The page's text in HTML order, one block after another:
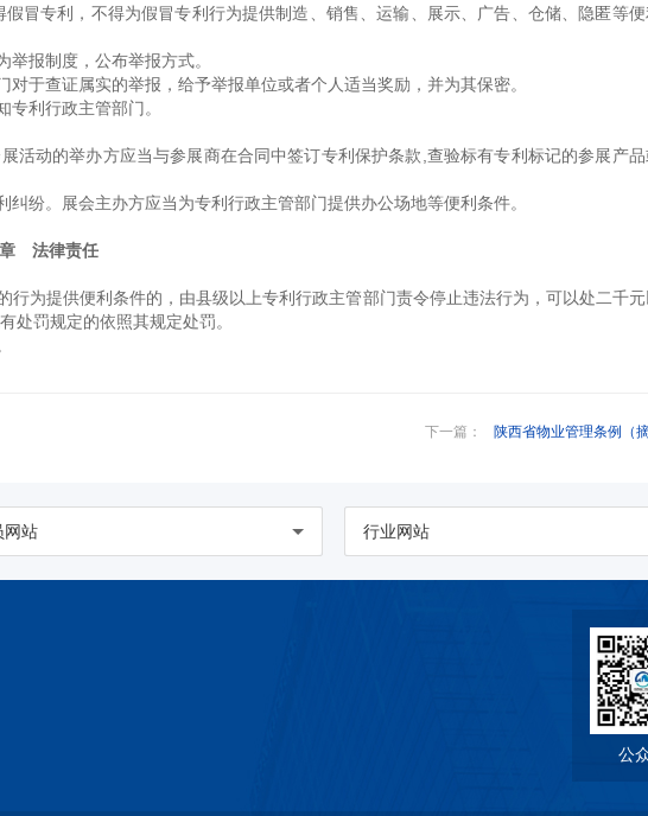
专利，不得为假冒专利行为提供制造、销售、运输、展示、广告、仓储、隐匿等
报制度，公布举报方式。
于查证属实的举报，给予举报单位或者个人适当奖励，并为其保密。
利行政主管部门。
动的举办方应当与参展商在合同中签订专利保护条款,查验标有专利标记的参展产
纷。展会主办方应当为专利行政主管部门提供办公场地等便利条件。
法律责任
为提供便利条件的，由县级以上专利行政主管部门责令停止违法行为，可以处二千
处罚规定的依照其规定处罚。
下一篇： 陕西省物业管理条例（
网站 行业网站
公